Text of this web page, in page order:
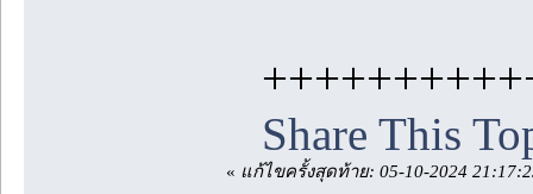
Share This
« แก้ไขครั้งสุดท้าย: 05-10-2024